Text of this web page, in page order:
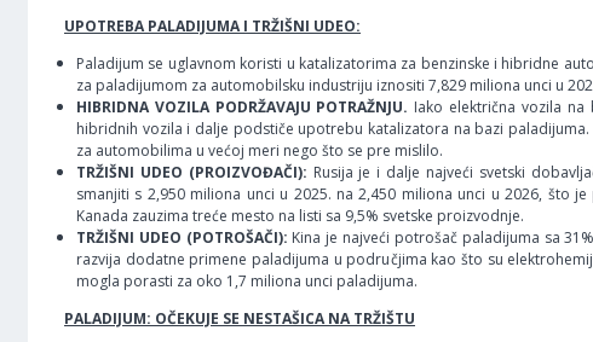
UPOTREBA PALADIJUMA I TRŽIŠNI UDEO:
Paladijum se uglavnom koristi u katalizatorima za benzinske i hibridne
za paladijumom za automobilsku industriju iznositi 7,829 miliona unci u
HIBRIDNA VOZILA PODRŽAVAJU POTRAŽNJU. Iako električna vozila
hibridnih vozila i dalje podstiče upotrebu katalizatora na bazi
za automobilima u većoj meri nego što se pre mislilo.
TRŽIŠNI UDEO (PROIZVOĐAČI): Rusija je i dalje najveći svetski
smanjiti s 2,950 miliona unci u 2025. na 2,450 miliona unci u 2026, što
Kanada zauzima treće mesto na listi sa 9,5% svetske proizvodnje.
TRŽIŠNI UDEO (POTROŠAČI): Kina je najveći potrošač paladijuma sa
razvija dodatne primene paladijuma u područjima kao što su
mogla porasti za oko 1,7 miliona unci paladijuma.
PALADIJUM: OČEKUJE SE NESTAŠICA NA TRŽIŠTU